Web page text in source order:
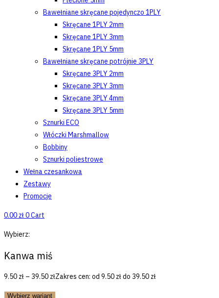
Bawełniane skręcane pojedynczo 1PLY
Skręcane 1PLY 2mm
Skręcane 1PLY 3mm
Skręcane 1PLY 5mm
Bawełniane skręcane potrójnie 3PLY
Skręcane 3PLY 2mm
Skręcane 3PLY 3mm
Skręcane 3PLY 4mm
Skręcane 3PLY 5mm
Sznurki ECO
Włóczki Marshmallow
Bobbiny
Sznurki poliestrowe
Wełna czesankowa
Zestawy
Promocje
0.00 zł0Cart
Wybierz:
Kanwa miś
9.50 zł – 39.50 złZakres cen: od 9.50 zł do 39.50 zł
Wybierz wariant